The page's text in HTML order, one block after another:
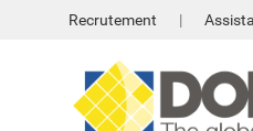
Recrutement